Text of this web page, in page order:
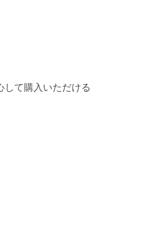
て購入いただける